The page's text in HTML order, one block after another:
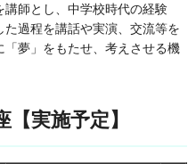
師とし、中学校時代の経験
過程を講話や実演、交流等を
夢」をもたせ、考えさせる機
実施予定】